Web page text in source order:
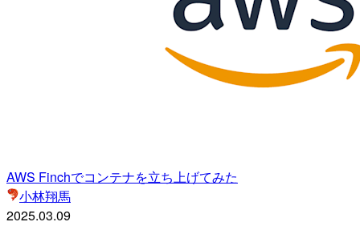
AWS Finchでコンテナを立ち上げてみた
小林翔馬
2025.03.09